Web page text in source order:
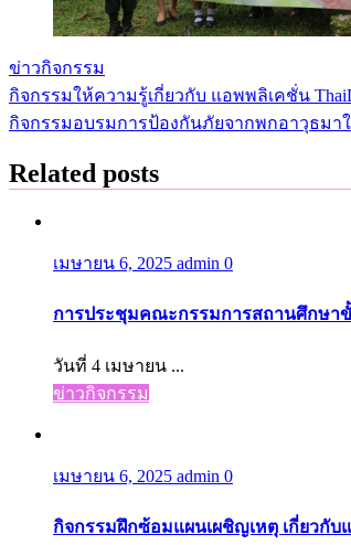
ข่าวกิจกรรม
แนะแนว
กิจกรรมให้ความรู้เกี่ยวกับ แอพพลิเคชั่น
กิจกรรมอบรมการป้องกันภัยจากพกอาวุธมาใ
Related posts
เมษายน 6, 2025 admin 0
การประชุมคณะกรรมการสถานศึกษา
วันที่ 4 เมษายน ...
ข่าวกิจกรรม
เมษายน 6, 2025 admin 0
กิจกรรมฝึกซ้อมแผนเผชิญเหตุ เกี่ยวกับ